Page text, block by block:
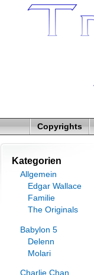
Copyrights
Kategorien
Allgemein
Edgar Wallace
Familie
The Originals
Babylon 5
Delenn
Molari
Charlie Chan